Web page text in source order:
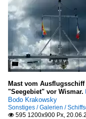
Mast vom
"Seegebiet" vor Wismar.
Bodo Krakowsky
Sonstiges / Galerien /
 595 1200x900 Px,